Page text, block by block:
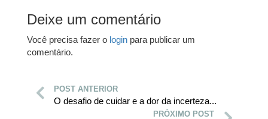
Deixe um comentário
Você precisa fazer o login para publicar um
comentário.
POST ANTERIOR
O desafio de cuidar e a dor da incerteza...
PRÓXIMO POST